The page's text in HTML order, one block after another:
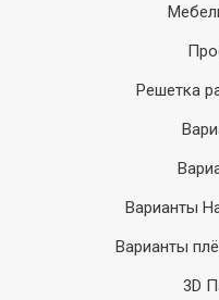
Решетка
Варианты
Варианты
3D